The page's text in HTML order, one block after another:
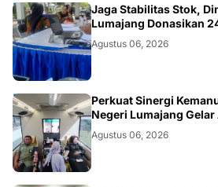
JATIM
Jaga Stabilitas Stok,
Lumajang Donasikan
Agustus 06, 2026
JATIM
Perkuat Sinergi
Negeri Lumajang
Agustus 06, 2026